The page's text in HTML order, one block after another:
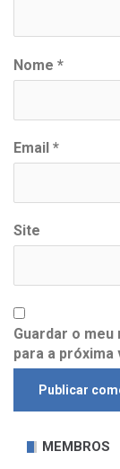
Nome *
Email *
Site
Guardar o
para a próxima
MEMBROS